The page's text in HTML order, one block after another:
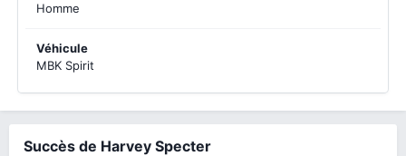
Homme
Véhicule
MBK Spirit
Succès de Harvey Specter